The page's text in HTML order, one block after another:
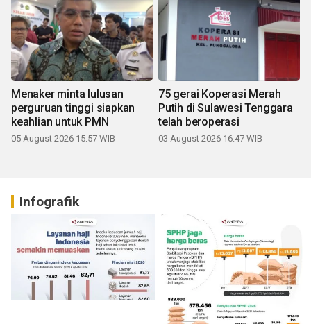
Menaker minta lulusan
perguruan tinggi siapkan
keahlian untuk PMN
05 August 2026 15:57 WIB
75 gerai Koperasi Merah
Putih di Sulawesi Tenggara
telah beroperasi
03 August 2026 16:47 WIB
Infografik